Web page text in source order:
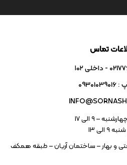
تماس
۱۰۲
– ۹ الی 17
۹ الی 13
و بهار – ساختمان آریان – طبقه همکف